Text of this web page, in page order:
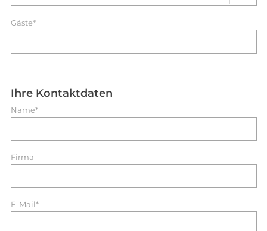
Gäste*
Ihre Kontaktdaten
Name*
Firma
E-Mail*